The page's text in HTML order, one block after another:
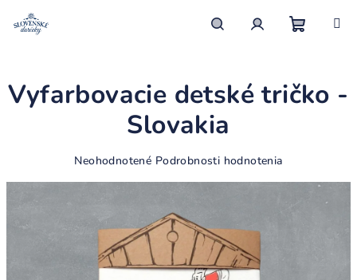
košík
Vyfarbovacie detské tričko -
Slovakia
Priemerné
hviezdičiek.
Neohodnotené Podrobnosti hodnotenia